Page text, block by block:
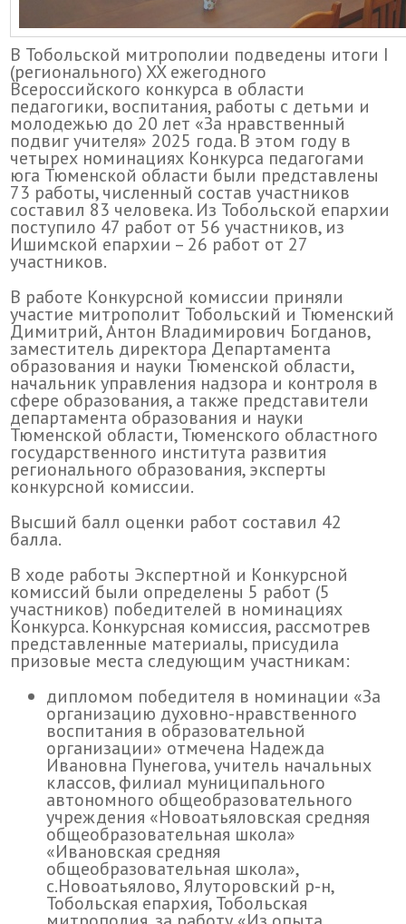
В Тобольской митрополии подведены итоги I
(регионального) XX ежегодного
Всероссийского конкурса в области
педагогики, воспитания, работы с детьми и
молодежью до 20 лет «За нравственный
подвиг учителя» 2025 года. В этом году в
четырех номинациях Конкурса педагогами
юга Тюменской области были представлены
73 работы, численный состав участников
составил 83 человека. Из Тобольской епархии
поступило 47 работ от 56 участников, из
Ишимской епархии – 26 работ от 27
участников.
В работе Конкурсной комиссии приняли
участие митрополит Тобольский и Тюменский
Димитрий, Антон Владимирович Богданов,
заместитель директора Департамента
образования и науки Тюменской области,
начальник управления надзора и контроля в
сфере образования, а также представители
департамента образования и науки
Тюменской области, Тюменского областного
государственного института развития
регионального образования, эксперты
конкурсной комиссии.
Высший балл оценки работ составил 42
балла.
В ходе работы Экспертной и Конкурсной
комиссий были определены 5 работ (5
участников) победителей в номинациях
Конкурса. Конкурсная комиссия, рассмотрев
представленные материалы, присудила
призовые места следующим участникам:
дипломом победителя в номинации «За
организацию духовно-нравственного
воспитания в образовательной
организации» отмечена Надежда
Ивановна Пунегова, учитель начальных
классов, филиал муниципального
автономного общеобразовательного
учреждения «Новоатьяловская средняя
общеобразовательная школа»
«Ивановская средняя
общеобразовательная школа»,
с.Новоатьялово, Ялуторовский р-н,
Тобольская епархия, Тобольская